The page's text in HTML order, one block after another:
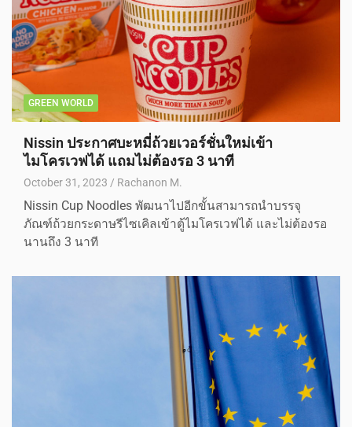
GREEN WORLD
Nissin ประกาศบะหมี่ถ้วยเวอร์ชั่นใหม่เข้า
ไมโครเวฟได้ แถมไม่ต้องรอ 3 นาที
October 31, 2023 Rachanon M.
Nissin Cup Noodles พัฒนาไปอีกขั้นสามารถนำบรรจุ
ภัณฑ์ถ้วยกระดาษรีไซเคิลเข้าตู้ไมโครเวฟได้ และไม่ต้องรอ
นานถึง 3 นาที